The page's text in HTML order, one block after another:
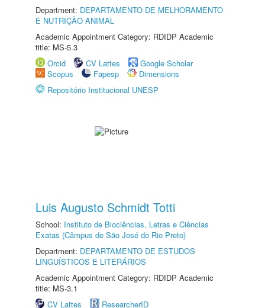
Department: DEPARTAMENTO DE MELHORAMENTO
E NUTRIÇÃO ANIMAL
Academic Appointment Category: RDIDP Academic
title: MS-5.3
Orcid
CV Lattes
Google Scholar
Scopus
Fapesp
Dimensions
Repositório Institucional UNESP
Luis Augusto Schmidt Totti
School: Instituto de Biociências, Letras e Ciências
Exatas (Câmpus de São José do Rio Preto)
Department: DEPARTAMENTO DE ESTUDOS
LINGUÍSTICOS E LITERÁRIOS
Academic Appointment Category: RDIDP Academic
title: MS-3.1
CV Lattes
ResearcherID